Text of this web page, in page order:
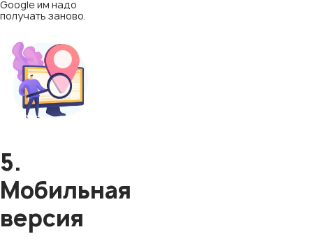
Google им надо
получать заново.
5.
Мобильная
версия